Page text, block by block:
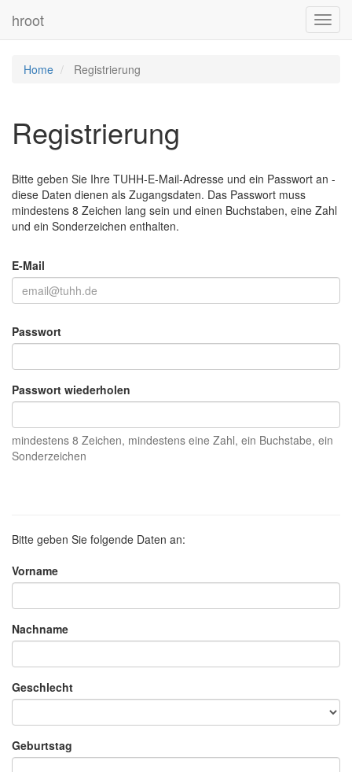
hroot
Home Registrierung
Registrierung
Bitte geben Sie Ihre TUHH-E-Mail-Adresse und ein Passwort an -
diese Daten dienen als Zugangsdaten. Das Passwort muss
mindestens 8 Zeichen lang sein und einen Buchstaben, eine Zahl
und ein Sonderzeichen enthalten.
E-Mail
Passwort
Passwort wiederholen
mindestens 8 Zeichen, mindestens eine Zahl, ein Buchstabe, ein
Sonderzeichen
Bitte geben Sie folgende Daten an:
Vorname
Nachname
Geschlecht
Geburtstag